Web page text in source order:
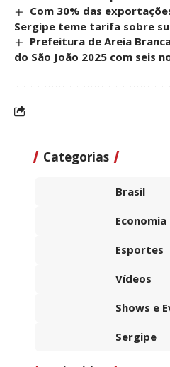
Com 30% das
Sergipe teme tarifa sobre
Prefeitura de Areia
do São João 2025 com seis
Categorias
Brasil
Economia
Esportes
Vídeos
Shows e
Sergipe